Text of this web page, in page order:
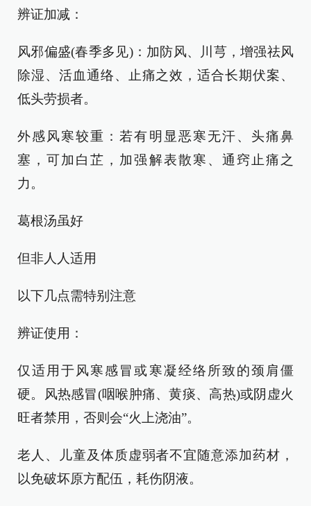
辨证加减：
风邪偏盛(春季多见)：加防风、川芎，增强祛风
除湿、活血通络、止痛之效，适合长期伏案、
低头劳损者。
外感风寒较重：若有明显恶寒无汗、头痛鼻
塞，可加白芷，加强解表散寒、通窍止痛之
力。
葛根汤虽好
但非人人适用
以下几点需特别注意
辨证使用：
仅适用于风寒感冒或寒凝经络所致的颈肩僵
硬。风热感冒(咽喉肿痛、黄痰、高热)或阴虚火
旺者禁用，否则会“火上浇油”。
老人、儿童及体质虚弱者不宜随意添加药材，
以免破坏原方配伍，耗伤阴液。